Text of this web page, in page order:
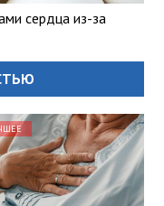
сердца из-за